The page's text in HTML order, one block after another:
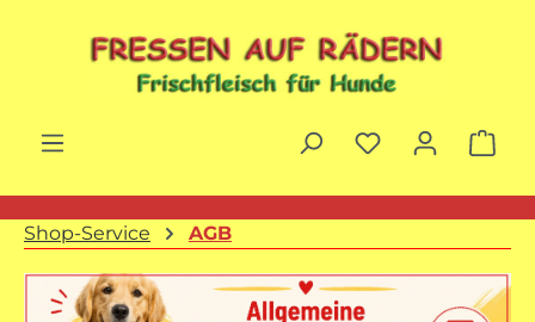
Shop-Service AGB